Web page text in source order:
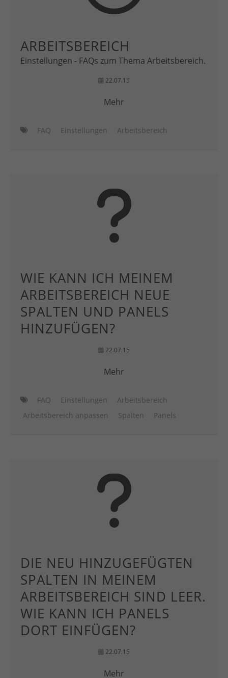
ARBEITSBEREICH
Einstellungen - FAQs zum Thema Arbeitsbereich.
22.07.15
Mehr
FAQ Einstellungen Arbeitsbereich
WIE KANN ICH MEINEM
ARBEITSBEREICH NEUE
SPALTEN UND PANELS
HINZUFÜGEN?
22.07.15
Mehr
FAQ Einstellungen
Arbeitsbereich
Arbeitsbereich anpassen
Spalten Panels
DIE NEU HINZUGEFÜGTEN
SPALTEN IN MEINEM
ARBEITSBEREICH SIND LEER.
WIE KANN ICH PANELS
DORT EINFÜGEN?
22.07.15
Mehr